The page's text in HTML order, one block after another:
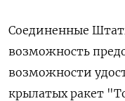
Соединенные
возможность
возможности
крылатых ракет